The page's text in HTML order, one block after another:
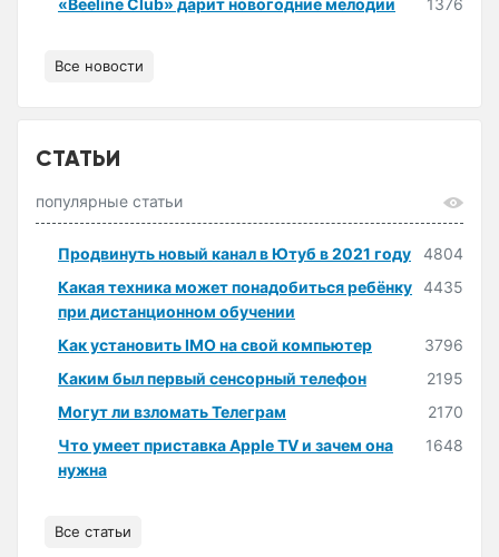
«Beeline Club» дарит новогодние мелодии
1376
Все новости
СТАТЬИ
популярные статьи
Продвинуть новый канал в Ютуб в 2021 году
4804
Какая техника может понадобиться ребёнку
при дистанционном обучении
4435
Как установить IMO на свой компьютер
3796
Каким был первый сенсорный телефон
2195
Могут ли взломать Телеграм
2170
Что умеет приставка Apple TV и зачем она
нужна
1648
Все статьи